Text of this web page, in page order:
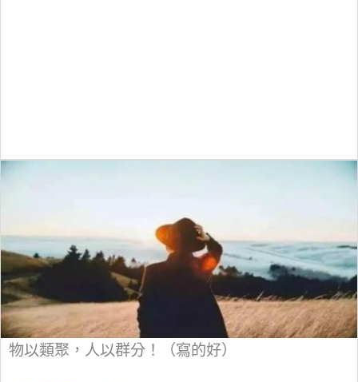
物以類聚，人以群分！（寫的好）